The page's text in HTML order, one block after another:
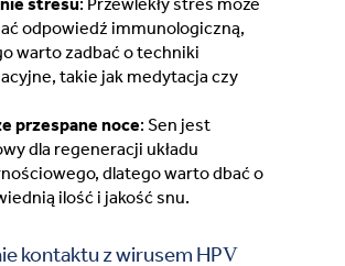
odpowiedź immunologiczną,
warto zadbać o techniki
takie jak medytacja czy
przespane noce: Sen jest
dla regeneracji układu
dlatego warto dbać o
ilość i jakość snu.
kontaktu z wirusem HPV